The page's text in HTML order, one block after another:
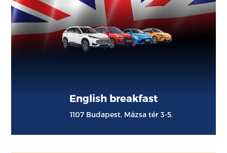
English breakfast
1107 Budapest, Mázsa tér 3-5.